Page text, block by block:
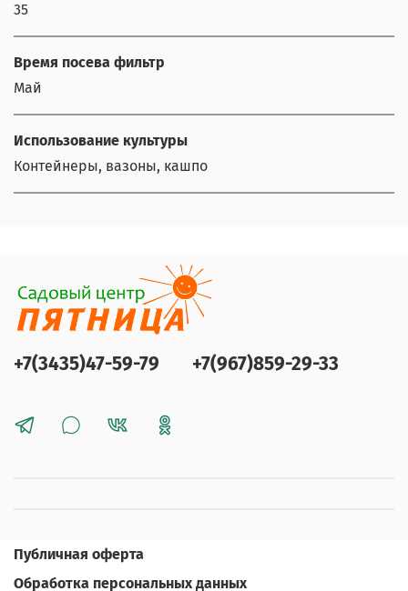
35
Время посева фильтр
Май
Использование культуры
Контейнеры, вазоны, кашпо
+7(3435)47-59-79 +7(967)859-29-33
Публичная оферта
Обработка персональных данных